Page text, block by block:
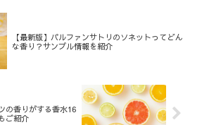
【最新版】パルファンサトリのソネットってどん
な香り？サンプル情報を紹介
の香りがする香水16
ご紹介